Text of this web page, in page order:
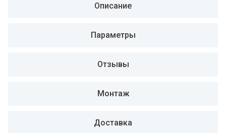
Описание
Параметры
Отзывы
Монтаж
Доставка